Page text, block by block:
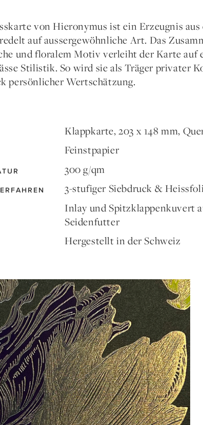
von Hieronymus ist ein Erzeugnis aus
auf aussergewöhnliche Art. Das
und floralem Motiv verleiht der Karte auf
Stilistik. So wird sie als Träger privater
persönlicher Wertschätzung.
Klappkarte, 203 x 148 mm,
Feinstpapier
300 g/qm
3-stufiger Siebdruck &
Inlay und Spitzklappenkuvert
Seidenfutter
Hergestellt in der Schweiz